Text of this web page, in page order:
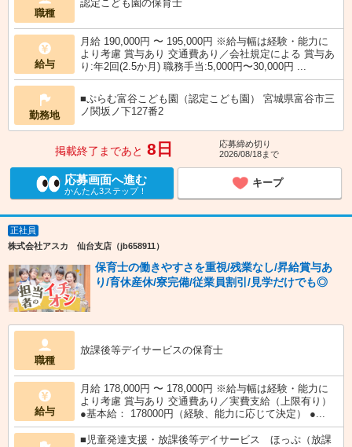
職種
認定こども園の保育士
給与
月給 190,000円 〜 195,000円 ※給与幅は経験・能力に
より考慮 賞与あり 交通費あり／会社規定による 賞与あ
り:年2回(2.5か月) 職務手当:5,000円〜30,000円 ...
勤務地
■ぷらむ富谷こども園（認定こども園） 宮城県富谷市三
ノ関坂ノ下127番2
掲載終了まであと 8日
応募締め切り
2026/08/18まで
応募画面へ進む
かんたん3ステップ！
キープ
正社員
株式会社アスカ 仙台支店（jb658911）
保育士の働きやすさを重視/残業なし/昇給賞与あ
り/育休産休/寮完備/従業員割引/見学だけでも◎
職種
放課後等デイサービスの保育士
給与
月給 178,000円 〜 178,000円 ※給与幅は経験・能力に
より考慮 賞与あり 交通費あり／実費支給（上限有り）
●基本給： 178000円（経験、能力に応じて決定） ●...
■児童発達支援・放課後等デイサービス ほっぷ（放課